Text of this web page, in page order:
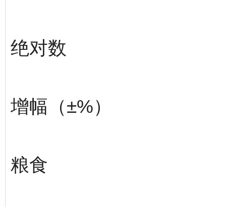
绝对数
增幅（±%）
粮食